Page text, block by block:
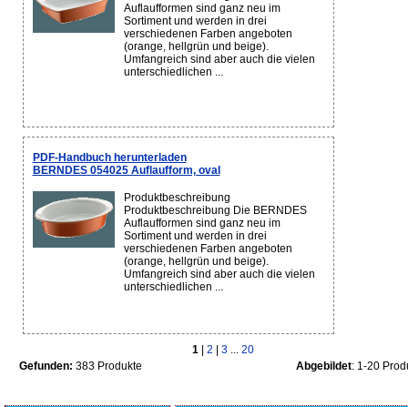
Auflaufformen sind ganz neu im
Sortiment und werden in drei
verschiedenen Farben angeboten
(orange, hellgrün und beige).
Umfangreich sind aber auch die vielen
unterschiedlichen ...
PDF-Handbuch herunterladen
BERNDES 054025 Auflaufform, oval
Produktbeschreibung
Produktbeschreibung Die BERNDES
Auflaufformen sind ganz neu im
Sortiment und werden in drei
verschiedenen Farben angeboten
(orange, hellgrün und beige).
Umfangreich sind aber auch die vielen
unterschiedlichen ...
1 2 3... 20
Gefunden: 383 Produkte Abgebildet: 1-20